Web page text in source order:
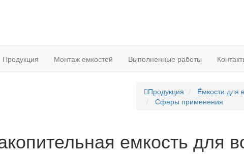
Продукция Монтаж емкостей Выполненные работы
Продукция Ёмкости для
Сферы применения
емкость для